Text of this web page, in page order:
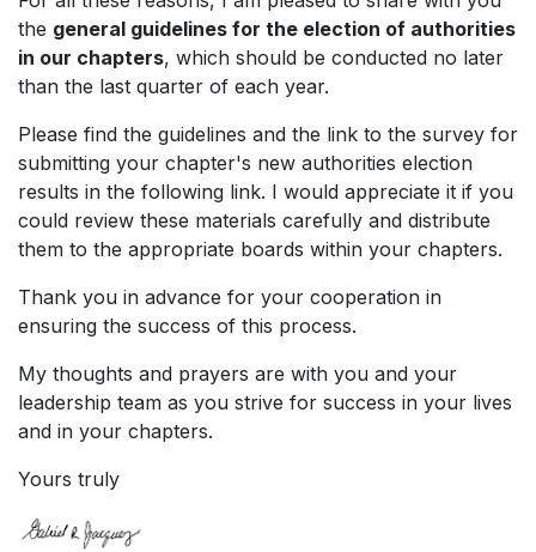
the general guidelines for the election of authorities
in our chapters, which should be conducted no later
than the last quarter of each year.
Please find the guidelines and the link to the survey for
submitting your chapter's new authorities election
results in the following link. I would appreciate it if you
could review these materials carefully and distribute
them to the appropriate boards within your chapters.
Thank you in advance for your cooperation in
ensuring the success of this process.
My thoughts and prayers are with you and your
leadership team as you strive for success in your lives
and in your chapters.
Yours truly